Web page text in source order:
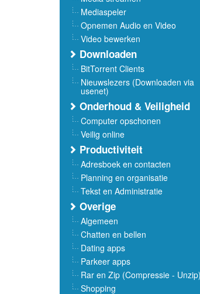
Mediaspeler
Opnemen Audio en Video
Video bewerken
Downloaden
BitTorrent Clients
Nieuwslezers (Downloaden via
usenet)
Onderhoud & Veiligheid
Computer opschonen
Veilig online
Productiviteit
Adresboek en contacten
Planning en organisatie
Tekst en Administratie
Overige
Algemeen
Chatten en bellen
Dating apps
Parkeer apps
Rar en Zip (Compressie - Unzip)
Shopping